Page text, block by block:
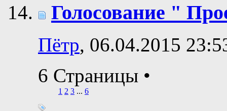
Голосование "
Пётр, 06.04.2015
6 Страницы •
1 2 3 ... 6